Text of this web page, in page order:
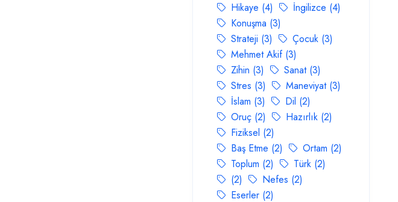
Hikaye (4)
İngilizce (4)
Konuşma (3)
Strateji (3)
Çocuk (3)
Mehmet Akif (3)
Zihin (3)
Sanat (3)
Stres (3)
Maneviyat (3)
İslam (3)
Dil (2)
Oruç (2)
Hazırlık (2)
Fiziksel (2)
Baş Etme (2)
Ortam (2)
Toplum (2)
Türk (2)
(2)
Nefes (2)
Eserler (2)